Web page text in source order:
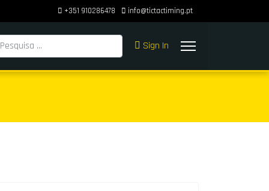
+351 910286478 info@tictactiming.pt
Sign In